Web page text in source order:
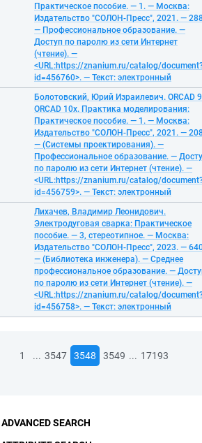
Практическое пособие. — 1. — Москва:
Издательство "СОЛОН-Пресс", 2021. —
— Профессиональное образование. —
Доступ по паролю из сети Интернет
(чтение). —
<URL:https://znanium.ru/catalog/
id=456760>. — Текст: электронный
Болотовский, Юрий Израилевич. ORCAD
ORCAD 10x. Практика моделирования:
Практическое пособие. — 1. — Москва:
Издательство "СОЛОН-Пресс", 2021. —
— (Системы проектирования). —
Профессиональное образование. —
по паролю из сети Интернет (чтение). —
<URL:https://znanium.ru/catalog/
id=456759>. — Текст: электронный
Лихачев, Владимир Леонидович.
Электродуговая сварка: Практическое
пособие. — 3, стереотипное. — Москва:
Издательство "СОЛОН-Пресс", 2023. —
— (Библиотека инженера). — Среднее
профессиональное образование. —
по паролю из сети Интернет (чтение). —
<URL:https://znanium.ru/catalog/
id=456758>. — Текст: электронный
1 ... 3547 3548 3549 ... 17193
ADVANCED SEARCH